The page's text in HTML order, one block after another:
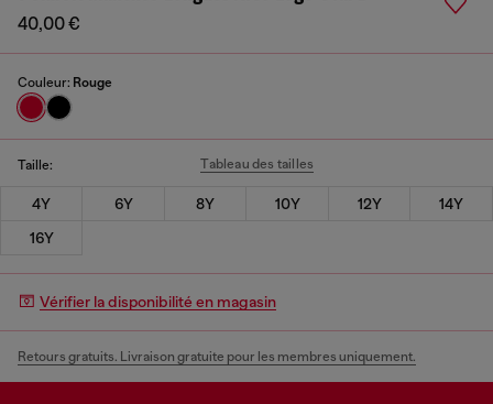
40,00 €
Couleur: Rouge
Taille: Tableau des tailles
4Y 6Y 8Y 10Y 12Y
14Y
16Y
Vérifier la disponibilité en magasin
Retours gratuits. Livraison gratuite pour les membres uniquement.